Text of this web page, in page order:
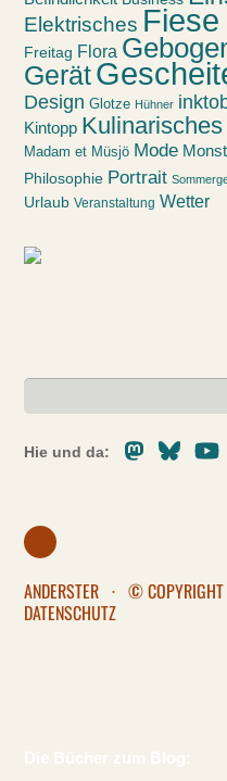
Elektrisches
Freitag Flora
Gerät
Design Glotze Hühner
Kintopp Kulinarisches
Madam et Müsjö Mode
Philosophie Portrait
Urlaub Veranstaltung Wetter
Hie und da:
Mastodon
ANDERSTER · ©
DATENSCHUTZ